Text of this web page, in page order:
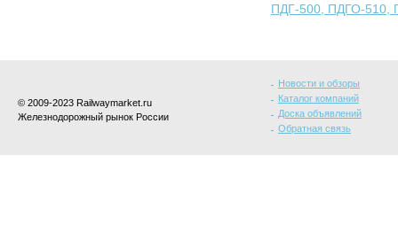
ПДГ-500, ПДГО-510,
© 2009-2023 Railwaymarket.ru
Железнодорожный рынок России
Новости и обзоры
Каталог компаний
Доска объявлений
Обратная связь